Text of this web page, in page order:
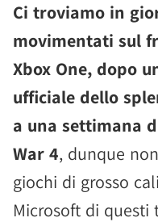
Ci troviamo in
movimentati sul
Xbox One, dopo
ufficiale dello
a una settimana
War 4, dunque
giochi di grosso
Microsoft di